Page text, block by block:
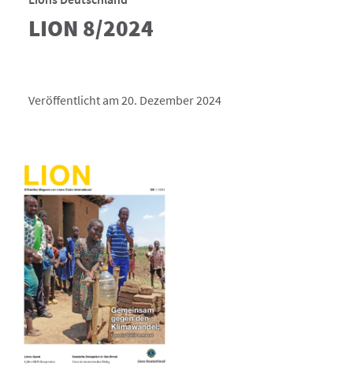
LION 8/2024
Veröffentlicht am 20. Dezember 2024